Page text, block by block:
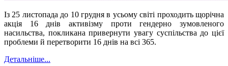
Із 25 листопада до 10 грудня в усьому світі проходить щорічна
акція 16 днів активізму проти гендерно зумовленого
насильства, покликана привернути увагу суспільства до цієї
проблеми й перетворити 16 днів на всі 365.
Детальніше...